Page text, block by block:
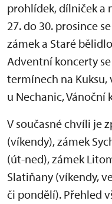
prohlídek, dílniček a
27. do 30. prosince
zámek a Staré
Adventní koncerty
termínech na Kuksu,
u Nechanic, Vánoční
V současné chvíli je
(víkendy), zámek
(út-ned), zámek
Slatiňany (víkendy,
či pondělí). Přehled